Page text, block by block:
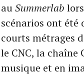
auSummerlab
scénarios ont été
courts métrages
le CNC, la chaîne
musique et en